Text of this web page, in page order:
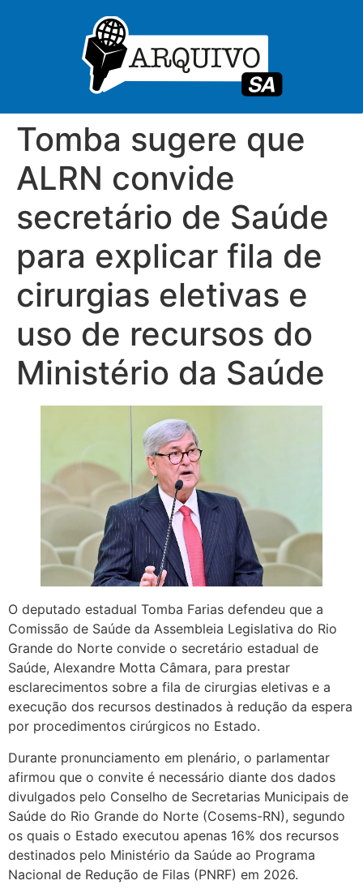
Tomba sugere que
ALRN convide
secretário de Saúde
para explicar fila de
cirurgias eletivas e
uso de recursos do
Ministério da Saúde
O deputado estadual Tomba Farias defendeu que a
Comissão de Saúde da Assembleia Legislativa do Rio
Grande do Norte convide o secretário estadual de
Saúde, Alexandre Motta Câmara, para prestar
esclarecimentos sobre a fila de cirurgias eletivas e a
execução dos recursos destinados à redução da espera
por procedimentos cirúrgicos no Estado.
Durante pronunciamento em plenário, o parlamentar
afirmou que o convite é necessário diante dos dados
divulgados pelo Conselho de Secretarias Municipais de
Saúde do Rio Grande do Norte (Cosems-RN), segundo
os quais o Estado executou apenas 16% dos recursos
destinados pelo Ministério da Saúde ao Programa
Nacional de Redução de Filas (PNRF) em 2026.